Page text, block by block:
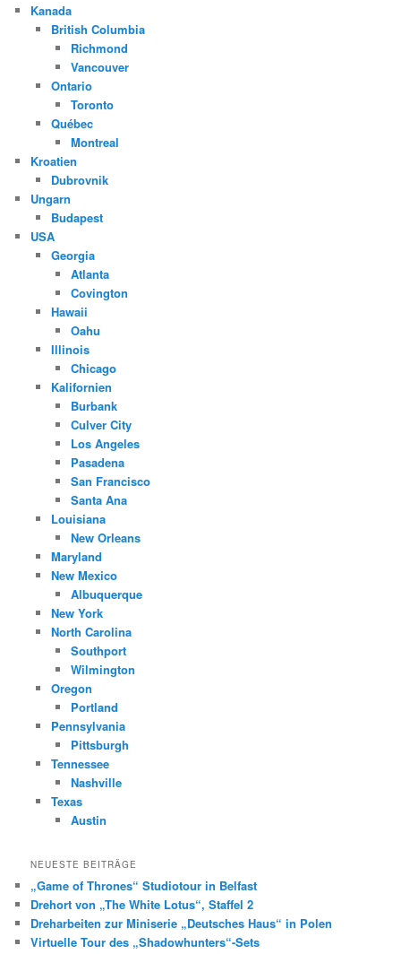
Kanada
British Columbia
Richmond
Vancouver
Ontario
Toronto
Québec
Montreal
Kroatien
Dubrovnik
Ungarn
Budapest
USA
Georgia
Atlanta
Covington
Hawaii
Oahu
Illinois
Chicago
Kalifornien
Burbank
Culver City
Los Angeles
Pasadena
San Francisco
Santa Ana
Louisiana
New Orleans
Maryland
New Mexico
Albuquerque
New York
North Carolina
Southport
Wilmington
Oregon
Portland
Pennsylvania
Pittsburgh
Tennessee
Nashville
Texas
Austin
NEUESTE BEITRÄGE
„Game of Thrones“ Studiotour in Belfast
Drehort von „The White Lotus“, Staffel 2
Dreharbeiten zur Miniserie „Deutsches Haus“ in Polen
Virtuelle Tour des „Shadowhunters“-Sets